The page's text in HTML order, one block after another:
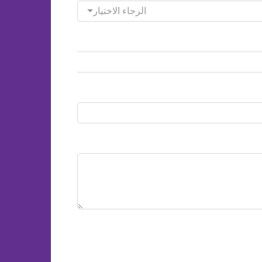
الرجاء الاختيار